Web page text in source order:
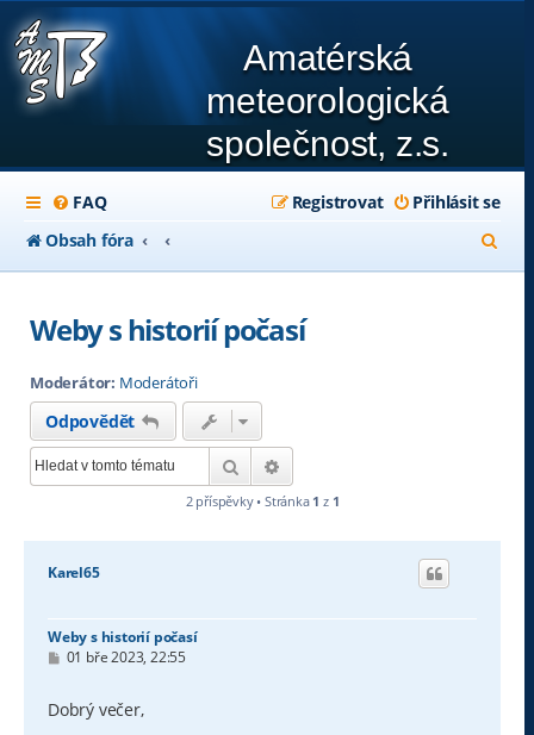
Amatérská
meteorologická
společnost, z.s.
FAQ Přihlásit se
Registrovat
Obsah fóra
l
Weby s historií počasí
Moderátor: Moderátoři
Odpovědět
Hledat
2 příspěvky • Stránka 1 z 1
Karel65
Weby s historií počasí
P
s
p
01 bře 2023, 22:55
Dobrý večer,